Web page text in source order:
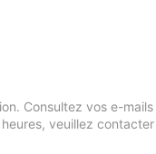
Consultez vos e-mails
veuillez contacter